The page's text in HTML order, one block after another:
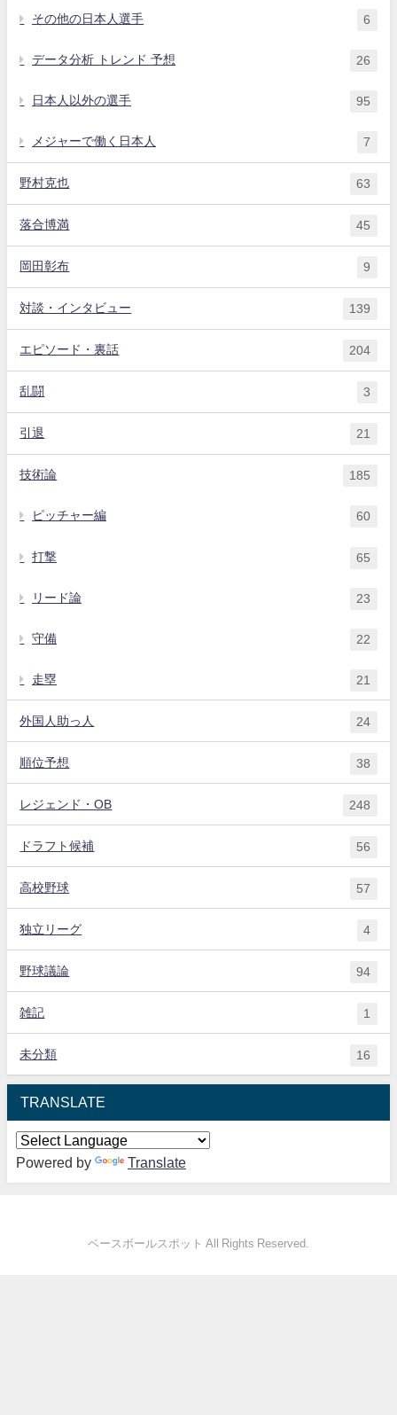
その他の日本人選手 6
データ分析 トレンド 予想 26
日本人以外の選手 95
メジャーで働く日本人 7
野村克也 63
落合博満 45
岡田彰布 9
対談・インタビュー 139
エピソード・裏話 204
乱闘 3
引退 21
技術論 185
ピッチャー編 60
打撃 65
リード論 23
守備 22
走塁 21
外国人助っ人 24
順位予想 38
レジェンド・OB 248
ドラフト候補 56
高校野球 57
独立リーグ 4
野球議論 94
雑記 1
未分類 16
TRANSLATE
Powered by Translate
ベースボールスポット All Rights Reserved.